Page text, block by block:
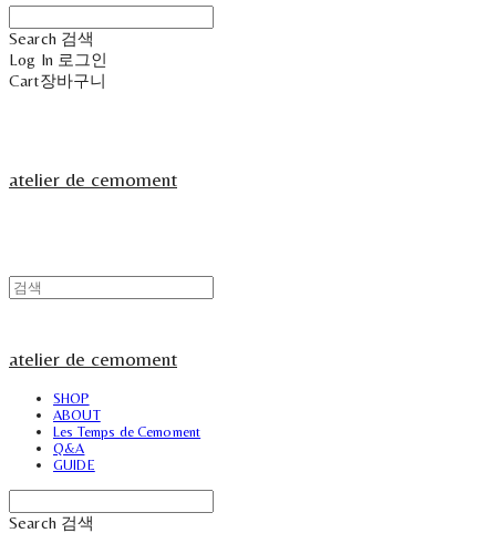
Search 검색
Log In 로그인
Cart장바구니
atelier de cemoment
atelier de cemoment
SHOP
ABOUT
Les Temps de Cemoment
Q&A
GUIDE
Search 검색